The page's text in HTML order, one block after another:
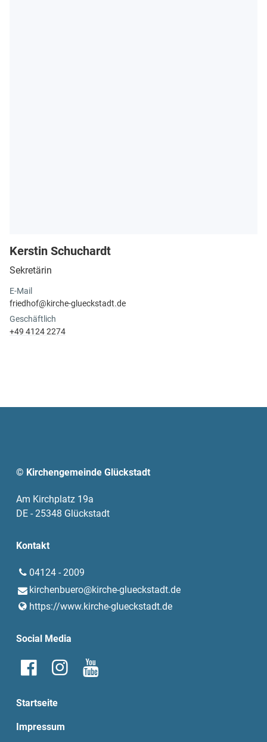
Kerstin Schuchardt
Sekretärin
E-Mail
friedhof@​kirche-glueckstadt.​de
Geschäftlich
+49 4124 2274
© Kirchengemeinde Glückstadt
Am Kirchplatz 19a
DE - 25348 Glückstadt
Kontakt
04124 - 2009
kirchenbuero@​kirche-glueckstadt.​de
https://www.​kirche-glueckstadt.​de
Social Media
Startseite
Impressum